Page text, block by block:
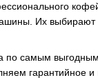
Их выбирают
самым
гарантийное и